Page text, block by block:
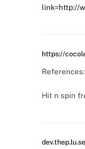
link=http://
https://
References:
Hit n spin
dev.thep.lu.se